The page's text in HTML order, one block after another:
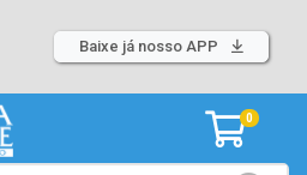
Baixe já nosso APP
0